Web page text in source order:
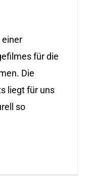
einer
für die
Die
liegt für uns
so